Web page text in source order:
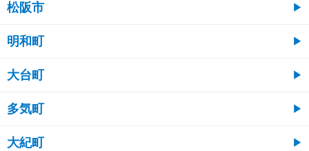
松阪市
明和町
大台町
多気町
大紀町